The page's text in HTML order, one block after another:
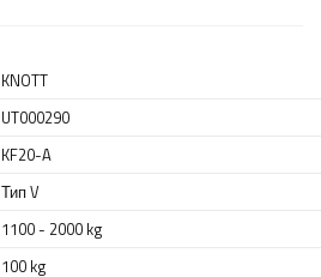
KNOTT
UT000290
KF20-A
Тип V
1100 - 2000 kg
100 kg